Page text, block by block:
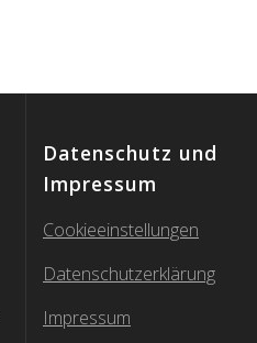
Datenschutz und
Impressum
Cookieeinstellungen
Datenschutzerklärung
Impressum